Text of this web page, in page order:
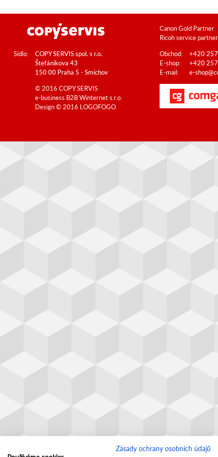
Canon Gold Partner
Ricoh service partner
Sídlo:
COPY SERVIS spol. s r.o.
Štefánikova 43
150 00 Praha 5 - Smíchov
Obchod:
+420
E-shop:
+420
E-mail:
e-
© 2016 COPY SERVIS
e-business B2BWinternet s.r.o.
Design © 2016 LOGOFOGO
Zásady ochrany osobních údajů